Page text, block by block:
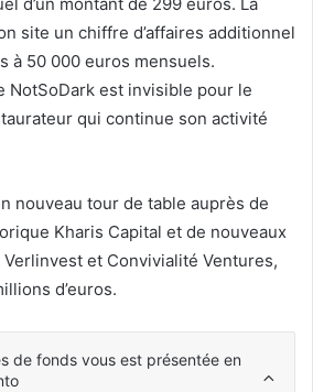
site un chiffre d’affaires additionnel
à 50 000 euros mensuels.
NotSoDark est invisible pour le
qui continue son activité
nouveau tour de table auprès de
Kharis Capital et de nouveaux
et Convivialité Ventures,
d’euros.
de fonds vous est présentée en